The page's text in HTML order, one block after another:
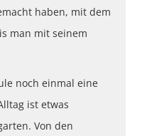
haben, mit dem
man mit seinem
noch einmal eine
ist etwas
Von den